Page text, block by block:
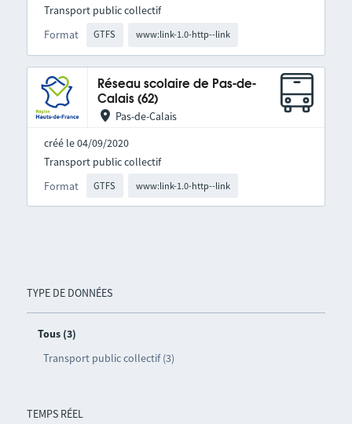
TYPE DE DONNÉES
Tous (3)
Transport public collectif (3)
TEMPS RÉEL
Format GTFS www:link-1.0-http--link
Transport public collectif
Réseau scolaire de Pas-de-
Calais (62)
Pas-de-Calais
créé le 04/09/2020
Format GTFS www:link-1.0-http--link
Transport public collectif